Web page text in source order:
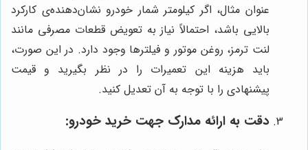
عنوان مثال، اگر کیلومتر شمار خودرو نشان‌دهنده‌ی کارکرد
بالایی باشد، احتمالاً نیاز به تعویض قطعات مصرفی مانند
لنت ترمز، روغن موتور و فیلترها وجود دارد. در این صورت،
باید هزینه این تعمیرات را در نظر بگیرید و قیمت
پیشنهادی را با توجه به آن تعدیل کنید.
دقت به ارائه مدارک جهت خرید خودرو: